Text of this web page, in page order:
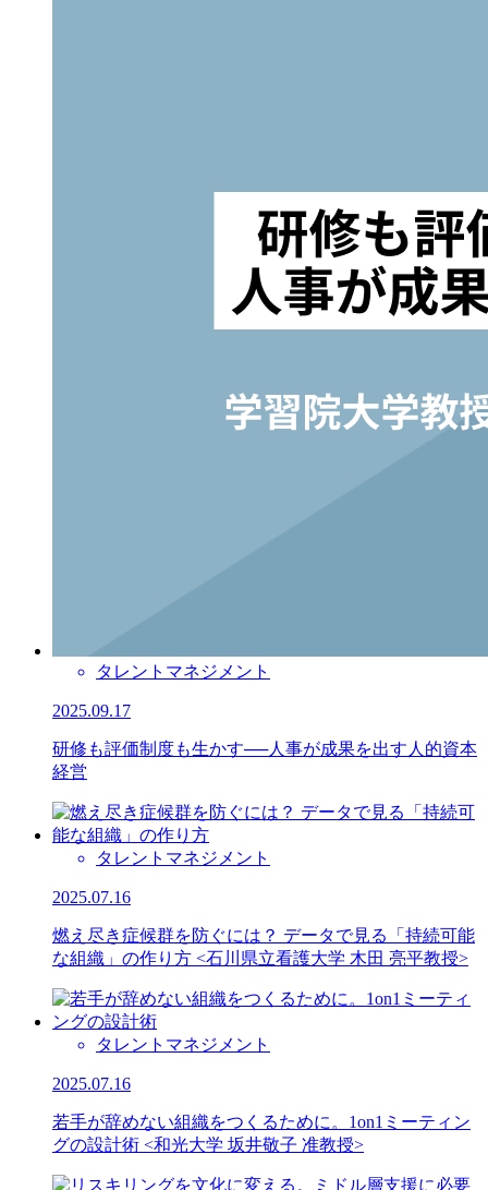
タレントマネジメント
2025.09.17
研修も評価制度も生かす──人事が成果を出す人的資本
経営
タレントマネジメント
2025.07.16
燃え尽き症候群を防ぐには？ データで見る「持続可能
な組織」の作り方 <石川県立看護大学 木田 亮平教授>
タレントマネジメント
2025.07.16
若手が辞めない組織をつくるために。1on1ミーティン
グの設計術 <和光大学 坂井敬子 准教授>